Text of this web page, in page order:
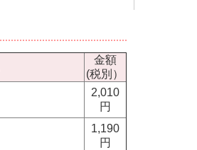
金額
(税別）
2,010
円
1,190
円